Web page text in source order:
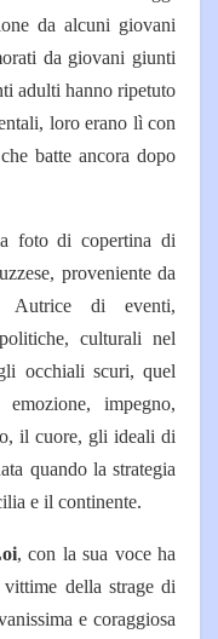
da alcuni giovani
da giovani giunti
adulti hanno ripetuto
loro erano lì con
batte ancora dopo
foto di copertina di
proveniente da
Autrice di eventi,
culturali nel
occhiali scuri, quel
impegno,
il cuore, gli ideali di
quando la strategia
e il continente.
, con la sua voce ha
della strage di
e coraggiosa